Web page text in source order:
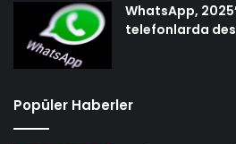
WhatsApp,
telefonlarda
Popüler Haberler